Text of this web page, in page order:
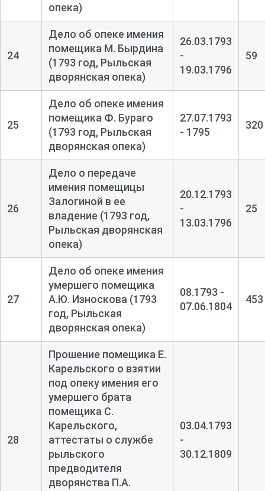
опека)
24
Дело об опеке имения
помещика М. Бырдина
(1793 год, Рыльская
дворянская опека)
26.03.1793
-
19.03.1796
59
25
Дело об опеке имения
помещика Ф. Бураго
(1793 год, Рыльская
дворянская опека)
27.07.1793
- 1795
320
26
Дело о передаче
имения помещицы
Залогиной в ее
владение (1793 год,
Рыльская дворянская
опека)
20.12.1793
-
13.03.1796
25
27
Дело об опеке имения
умершего помещика
А.Ю. Износкова (1793
год, Рыльская
дворянская опека)
08.1793 -
07.06.1804
453
28
Прошение помещика Е.
Карельского о взятии
под опеку имения его
умершего брата
помещика С.
Карельского,
аттестаты о службе
рыльского
предводителя
дворянства П.А.
03.04.1793
-
30.12.1809